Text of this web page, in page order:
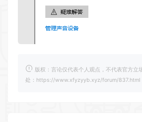
版权：言论仅代表个人观点，不代表官方立
处：https://www.xfyzyyb.xyz/forum/837.html